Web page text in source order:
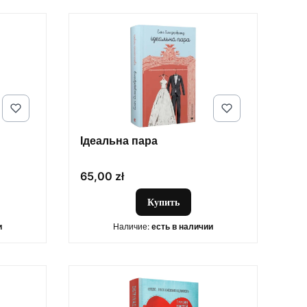
Ідеальна пара
Цена
65,00 zł
Купить
Наличие: есть в наличии